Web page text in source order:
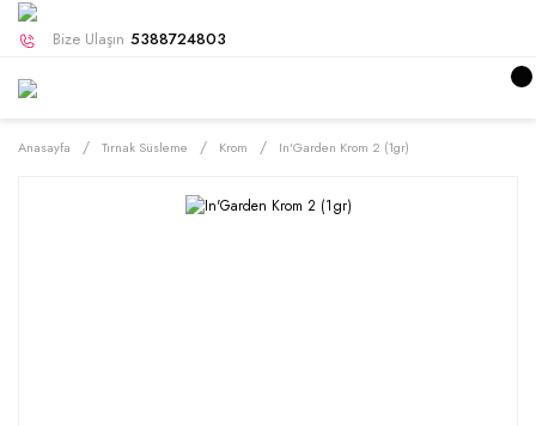
Bize Ulaşın 5388724803
Anasayfa Tırnak Süsleme Krom In'Garden Krom 2 (1gr)